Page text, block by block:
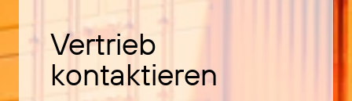
Vertrieb
kontaktieren